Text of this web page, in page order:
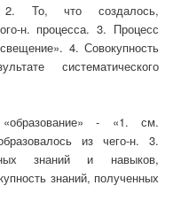
2. То, что создалось,
н. процесса. 3. Процесс
4. Совокупность
систематического
‑ «1. см.
из чего-н. 3.
знаний и навыков,
знаний, полученных